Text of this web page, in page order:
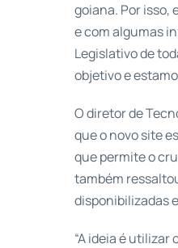
goiana. Por isso,
e com algumas
Legislativo de
objetivo e
O diretor de
que o novo site
que permite o
também
disponibilizadas
“A ideia é